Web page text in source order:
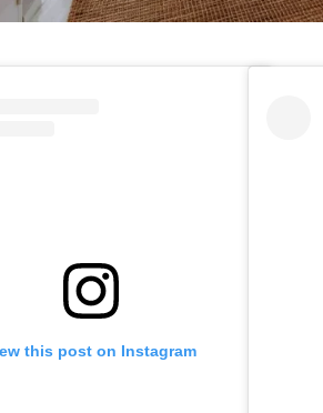
this post on Instagram